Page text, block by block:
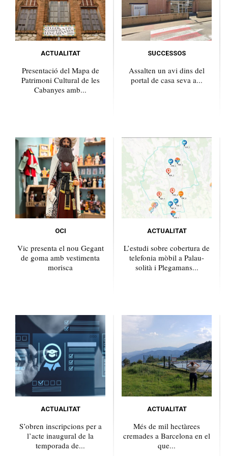
ACTUALITAT
Presentació del Mapa de
Patrimoni Cultural de les
Cabanyes amb...
SUCCESSOS
Assalten un avi dins del
portal de casa seva a...
OCI
Vic presenta el nou Gegant
de goma amb vestimenta
morisca
ACTUALITAT
L’estudi sobre cobertura de
telefonia mòbil a Palau-
solità i Plegamans...
ACTUALITAT
S’obren inscripcions per a
l’acte inaugural de la
temporada de...
ACTUALITAT
Més de mil hectàrees
cremades a Barcelona en el
que...